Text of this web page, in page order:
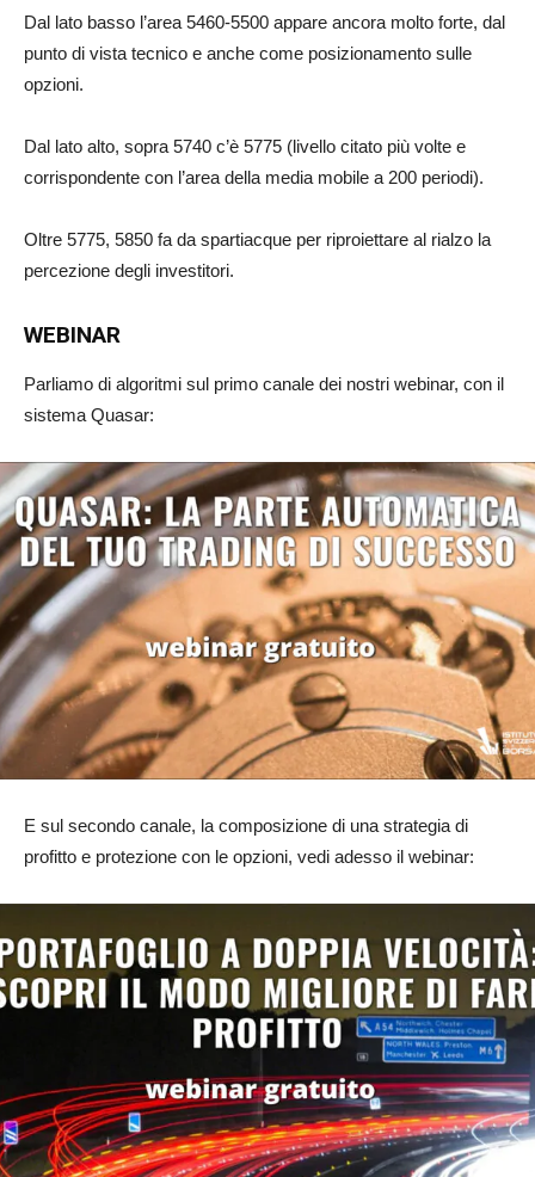
Dal lato basso l’area 5460-5500 appare ancora molto forte, dal
punto di vista tecnico e anche come posizionamento sulle
opzioni.
Dal lato alto, sopra 5740 c’è 5775 (livello citato più volte e
corrispondente con l’area della media mobile a 200 periodi).
Oltre 5775, 5850 fa da spartiacque per riproiettare al rialzo la
percezione degli investitori.
WEBINAR
Parliamo di algoritmi sul primo canale dei nostri webinar, con il
sistema Quasar:
E sul secondo canale, la composizione di una strategia di
profitto e protezione con le opzioni, vedi adesso il webinar: